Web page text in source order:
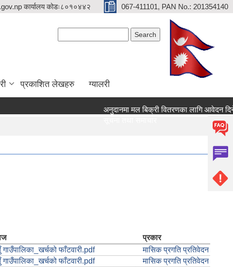
कार्यालय कोडः८०१०४४२ 067-411101, PAN No.: 201354140
प्रकाशित लेखहरु ग्यालरी
अनुदानमा मल बिक्री वितरणका लागि आवेदन दिने
प्रकार
गाउँपालिका_खर्चको फाँटवारी.pdf मासिक प्रगति प्रतिवेदन
गाउँपालिका_खर्चको फाँटवारी.pdf मासिक प्रगति प्रतिवेदन